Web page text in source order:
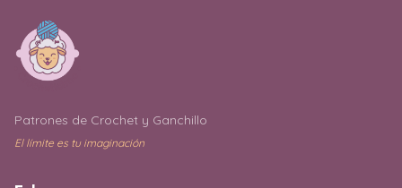
Patrones de Crochet y Ganchillo
El límite es tu imaginación